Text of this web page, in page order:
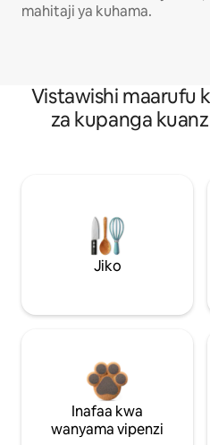
mahitaji ya kuhama.
Vistawishi maarufu
za kupanga
Jiko
Inafaa kwa
wanyama vipenzi